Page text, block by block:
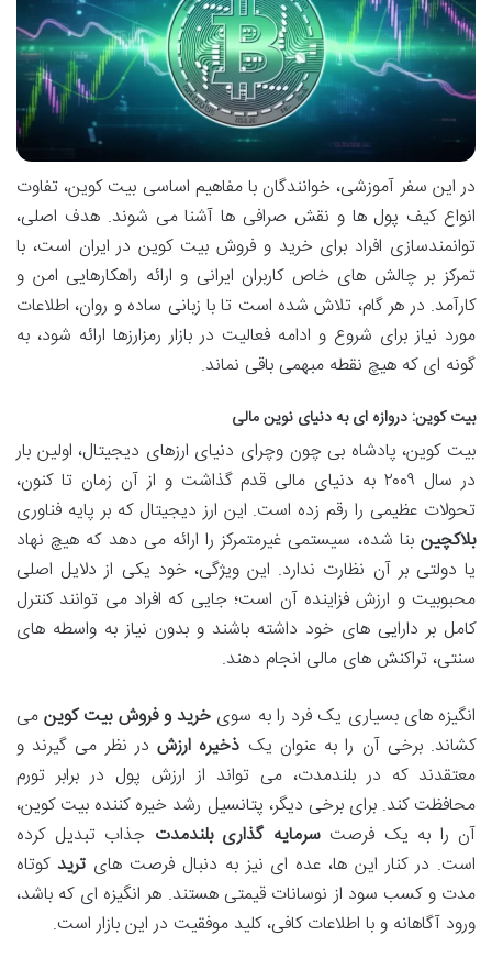
در این سفر آموزشی، خوانندگان با مفاهیم اساسی بیت کوین، تفاوت
انواع کیف پول ها و نقش صرافی ها آشنا می شوند. هدف اصلی،
توانمندسازی افراد برای خرید و فروش بیت کوین در ایران است، با
تمرکز بر چالش های خاص کاربران ایرانی و ارائه راهکارهایی امن و
کارآمد. در هر گام، تلاش شده است تا با زبانی ساده و روان، اطلاعات
مورد نیاز برای شروع و ادامه فعالیت در بازار رمزارزها ارائه شود، به
گونه ای که هیچ نقطه مبهمی باقی نماند.
بیت کوین: دروازه ای به دنیای نوین مالی
بیت کوین، پادشاه بی چون وچرای دنیای ارزهای دیجیتال، اولین بار
در سال ۲۰۰۹ به دنیای مالی قدم گذاشت و از آن زمان تا کنون،
تحولات عظیمی را رقم زده است. این ارز دیجیتال که بر پایه فناوری
بلاکچین بنا شده، سیستمی غیرمتمرکز را ارائه می دهد که هیچ نهاد
یا دولتی بر آن نظارت ندارد. این ویژگی، خود یکی از دلایل اصلی
محبوبیت و ارزش فزاینده آن است؛ جایی که افراد می توانند کنترل
کامل بر دارایی های خود داشته باشند و بدون نیاز به واسطه های
سنتی، تراکنش های مالی انجام دهند.
انگیزه های بسیاری یک فرد را به سوی خرید و فروش بیت کوینمی
کشاند. برخی آن را به عنوان یک ذخیره ارزشدر نظر می گیرند و
معتقدند که در بلندمدت، می تواند از ارزش پول در برابر تورم
محافظت کند. برای برخی دیگر، پتانسیل رشد خیره کننده بیت کوین،
آن را به یک فرصتسرمایه گذاری بلندمدت جذاب تبدیل کرده
است. در کنار این ها، عده ای نیز به دنبال فرصت هایترید کوتاه
مدت و کسب سود از نوسانات قیمتی هستند. هر انگیزه ای که باشد،
ورود آگاهانه و با اطلاعات کافی، کلید موفقیت در این بازار است.